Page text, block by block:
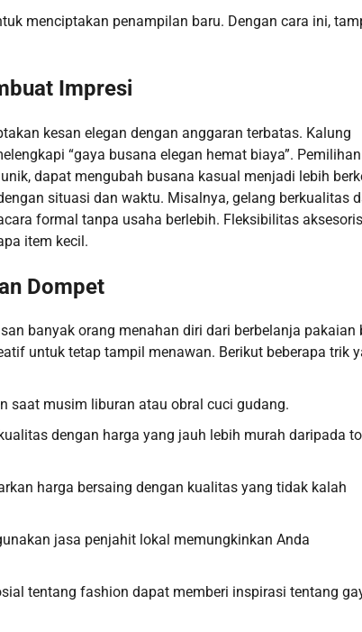
menciptakan penampilan baru. Dengan cara ini,
Impresi
kesan elegan dengan anggaran terbatas. Kalung
“gaya busana elegan hemat biaya”.
dapat mengubah busana kasual menjadi lebih
situasi dan waktu. Misalnya, gelang berkualitas
formal tanpa usaha berlebih. Fleksibilitas
item kecil.
Dompet
banyak orang menahan diri dari berbelanja pakaian
untuk tetap tampil menawan. Berikut beberapa trik
saat musim liburan atau obral cuci gudang.
dengan harga yang jauh lebih murah daripada
harga bersaing dengan kualitas yang tidak kalah
jasa penjahit lokal memungkinkan Anda
tentang fashion dapat memberi inspirasi tentang